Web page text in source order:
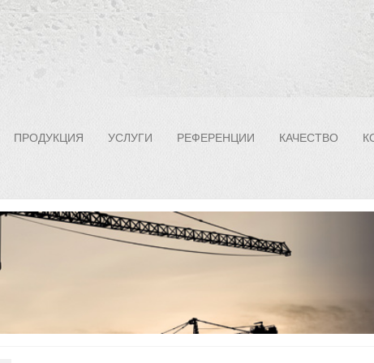
ПРОДУКЦИЯ УСЛУГИ РЕФЕРЕНЦИИ КАЧЕСТВО